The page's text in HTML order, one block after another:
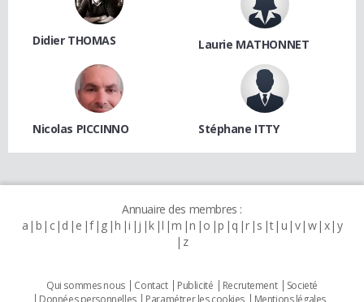
Didier THOMAS Laurie MATHONNET
Nicolas PICCINNO Stéphane ITTY
Annuaire des membres :
a b c d e f g h i j k l m n o p q r s t u v w x y
z
Qui sommes nous Contact Publicité Recrutement
Societé
Données personnelles
Paramétrer les cookies Mentions légales